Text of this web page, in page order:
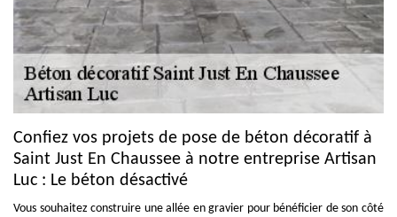
Confiez vos projets de pose de béton décoratif à
Saint Just En Chaussee à notre entreprise Artisan
Luc : Le béton désactivé
Vous souhaitez construire une allée en gravier pour bénéficier de son côté